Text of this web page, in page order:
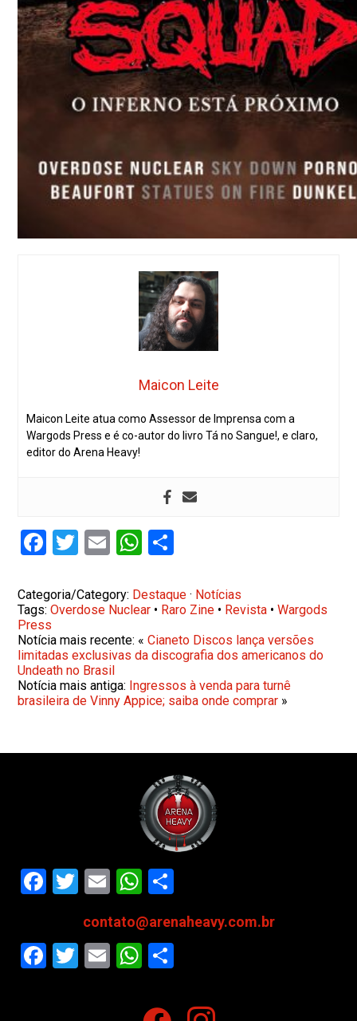
Maicon Leite
Maicon Leite atua como Assessor de Imprensa com a
Wargods Press e é co-autor do livro Tá no Sangue!, e claro,
editor do Arena Heavy!
Facebook
Twitter
EmailWhatsApp
Categoria/Category: Destaque · Notícias
Tags:Overdose Nuclear • Raro Zine • Revista •Wargods
Press
Notícia mais recente: «Cianeto Discos lança versões
limitadas exclusivas da discografia dos americanos do
Undeath no Brasil
Notícia mais antiga: Ingressos à venda para turnê
brasileira de Vinny Appice; saiba onde comprar »
Facebook
Twitter
EmailWhatsApp
contato@arenaheavy.com.br
Facebook
Twitter
EmailWhatsApp